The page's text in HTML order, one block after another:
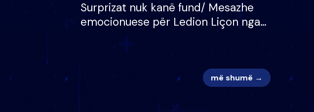
Surprizat nuk kanë fund/ Mesazhe
emocionuese për Ledion Liçon nga
më shumë →